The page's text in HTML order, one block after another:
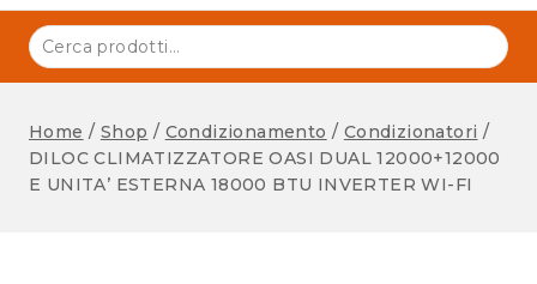
Home / Shop / Condizionamento / Condizionatori /
DILOC CLIMATIZZATORE OASI DUAL 12000+12000
E UNITA’ ESTERNA 18000 BTU INVERTER WI-FI